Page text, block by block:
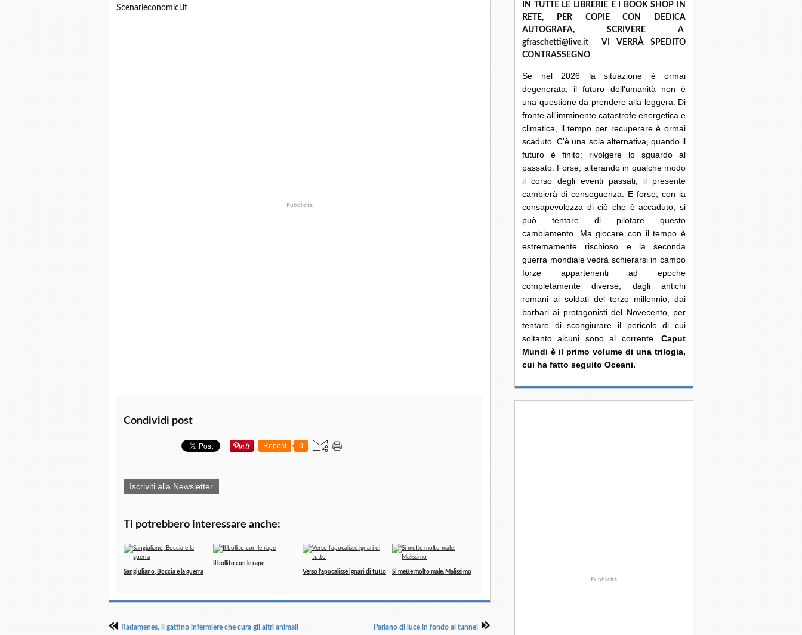
Scenarieconomici.it
Pubblicità
Condividi post
Repost 0
Iscriviti alla Newsletter
Ti potrebbero interessare anche:
Sangiuliano, Boccia e la guerra
Il bollito con le rape
Verso l’apocalisse ignari di tutto
Si mette molto male. Malissimo
Radamenes, il gattino infermiere che cura gli altri animali Parlano di luce in fondo al tunnel
IN TUTTE LE LIBRERIE E I BOOK SHOP IN
RETE, PER COPIE CON DEDICA
AUTOGRAFA, SCRIVERE A
gfraschetti@live.it VI VERRÀ SPEDITO
CONTRASSEGNO
Se nel 2026 la situazione è ormai
degenerata, il futuro dell'umanità non è
una questione da prendere alla leggera. Di
fronte all'imminente catastrofe energetica e
climatica, il tempo per recuperare è ormai
scaduto. C'è una sola alternativa, quando il
futuro è finito: rivolgere lo sguardo al
passato. Forse, alterando in qualche modo
il corso degli eventi passati, il presente
cambierà di conseguenza. E forse, con la
consapevolezza di ciò che è accaduto, si
può tentare di pilotare questo
cambiamento. Ma giocare con il tempo è
estremamente rischioso e la seconda
guerra mondiale vedrà schierarsi in campo
forze appartenenti ad epoche
completamente diverse, dagli antichi
romani ai soldati del terzo millennio, dai
barbari ai protagonisti del Novecento, per
tentare di scongiurare il pericolo di cui
soltanto alcuni sono al corrente. Caput
Mundi è il primo volume di una trilogia,
cui ha fatto seguito Oceani.
Pubblicità